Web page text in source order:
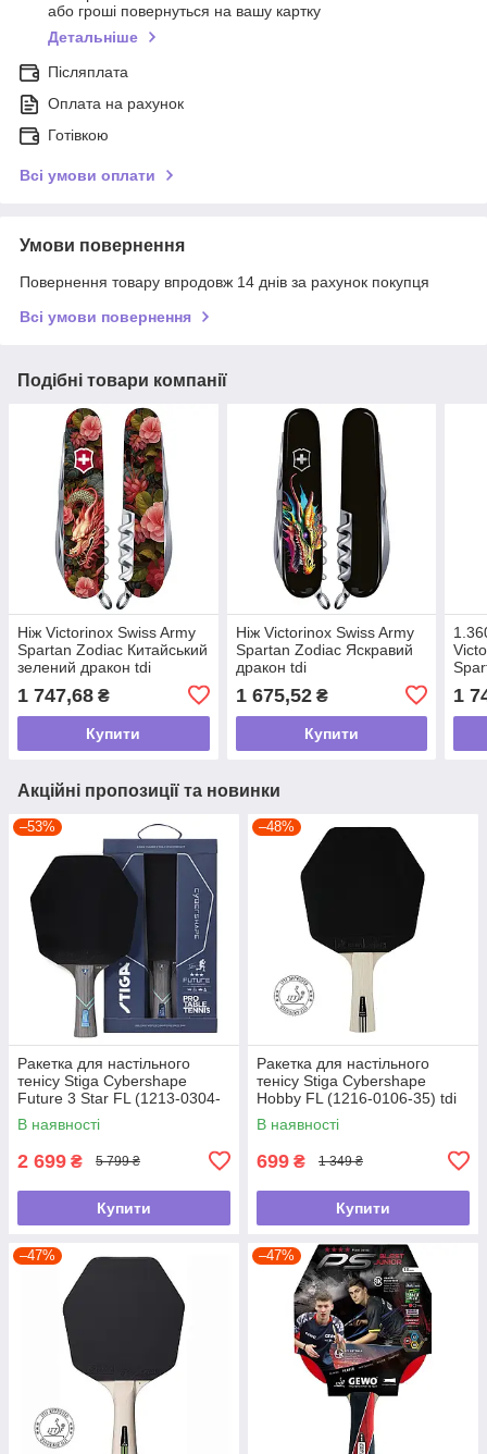
або гроші повернуться на вашу картку
Детальніше
Післяплата
Оплата на рахунок
Готівкою
Всі умови оплати
Умови повернення
Повернення товару впродовж 14 днів за рахунок покупця
Всі умови повернення
Подібні товари компанії
Ніж Victorinox Swiss Army
Spartan Zodiac Китайський
зелений дракон tdi
1 747,68 ₴
Купити
Ніж Victorinox Swiss Army
Spartan Zodiac Яскравий
дракон tdi
1 675,52₴
Купити
1
Акційні пропозиції та новинки
–53%
Ракетка для настільного
тенісу Stiga Cybershape
Future 3 Star FL (1213-0304-
35) tdi
В наявності
2 699 ₴ 5 799 ₴
Купити
–48%
Ракетка для настільного
тенісу Stiga Cybershape
Hobby FL (1216-0106-35) tdi
В наявності
699 ₴ 1 349 ₴
Купити
–47% –47%